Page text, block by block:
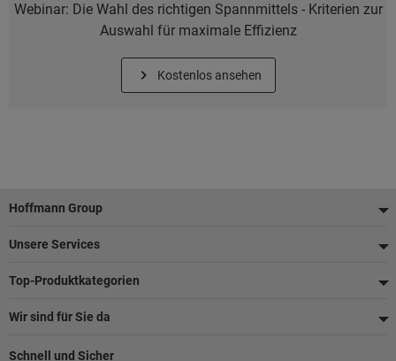
Webinar: Die Wahl des richtigen Spannmittels - Kriterien zur
Auswahl für maximale Effizienz
Kostenlos ansehen
Fußzeile
Hoffmann Group
Unsere Services
Top-Produktkategorien
Wir sind für Sie da
Schnell und Sicher